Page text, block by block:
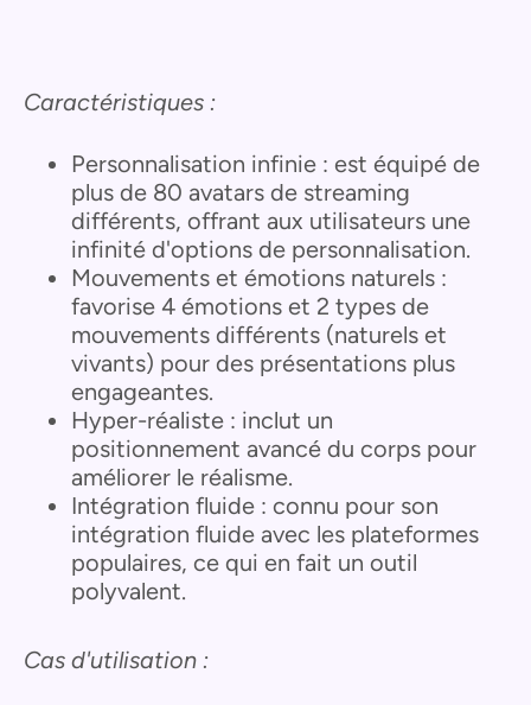
Caractéristiques :
Personnalisation infinie : est équipé de
plus de 80 avatars de streaming
différents, offrant aux utilisateurs une
infinité d'options de personnalisation.
Mouvements et émotions naturels :
favorise 4 émotions et 2 types de
mouvements différents (naturels et
vivants) pour des présentations plus
engageantes.
Hyper-réaliste : inclut un
positionnement avancé du corps pour
améliorer le réalisme.
Intégration fluide : connu pour son
intégration fluide avec les plateformes
populaires, ce qui en fait un outil
polyvalent.
Cas d'utilisation :